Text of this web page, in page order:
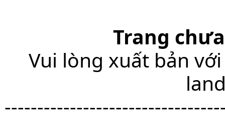
Trang
Vui lòng xuất bản